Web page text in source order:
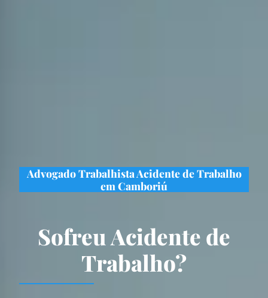
Advogado Trabalhista Acidente de Trabalho
em Camboriú
Sofreu Acidente de
Trabalho?